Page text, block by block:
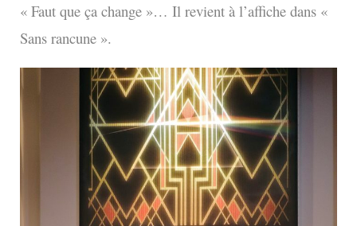
« Faut que ça change »… Il revient à l’affiche dans «
Sans rancune ».